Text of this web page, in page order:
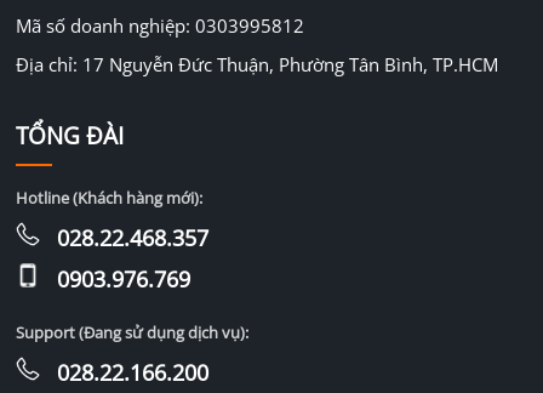
Mã số doanh nghiệp: 0303995812
Địa chỉ: 17 Nguyễn Đức Thuận, Phường Tân Bình, TP.HCM
TỔNG ĐÀI
Hotline (Khách hàng mới):
028.22.468.357
0903.976.769
Support (Đang sử dụng dịch vụ):
028.22.166.200